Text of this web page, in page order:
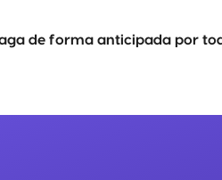
de forma anticipada por